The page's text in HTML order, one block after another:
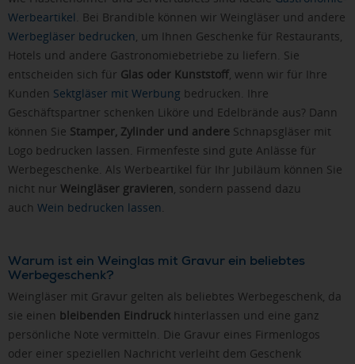
Werbeartikel
. Bei Brandible können wir Weingläser und andere
Werbegläser bedrucken , um Ihnen Geschenke für Restaurants,
Hotels und andere Gastronomiebetriebe zu liefern. Sie
entscheiden sich für Glas oder Kunststoff , wenn wir für Ihre
Kunden Sektgläser mit Werbung bedrucken. Ihre
Geschäftspartner schenken Liköre und Edelbrände aus? Dann
können Sie Stamper, Zylinder und andere Schnapsgläser mit
Logo bedrucken lassen. Firmenfeste sind gute Anlässe für
Werbegeschenke. Als Werbeartikel für Ihr Jubiläum können Sie
nicht nur Weingläser gravieren , sondern passend dazu
auch Wein bedrucken lassen
Warum ist ein Weinglas mit Gravur ein beliebtes
Werbegeschenk?
Weingläser mit Gravur gelten als beliebtes Werbegeschenk, da
sie einen bleibenden Eindruck hinterlassen und eine ganz
persönliche Note vermitteln. Die Gravur eines Firmenlogos
oder einer speziellen Nachricht verleiht dem Geschenk